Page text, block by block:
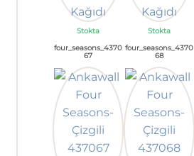
Stokta Stokta
four_seasons_4370
67
four_seasons_4370
68